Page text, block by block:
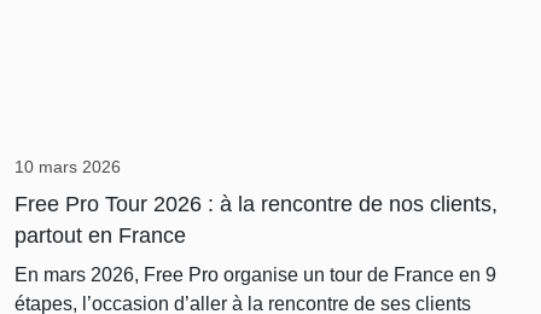
10 mars 2026
Free Pro Tour 2026 : à la rencontre de nos clients,
partout en France
En mars 2026, Free Pro organise un tour de France en 9
étapes, l’occasion d’aller à la rencontre de ses clients